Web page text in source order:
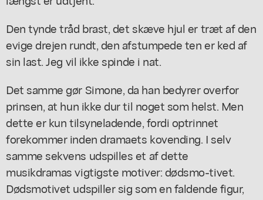
Den tynde tråd brast, det skæve hjul er træt af den
evige drejen rundt, den afstumpede ten er ked af
sin last. Jeg vil ikke spinde i nat.
Det samme gør Simone, da han bedyrer overfor
prinsen, at hun ikke dur til noget som helst. Men
dette er kun tilsyneladende, fordi optrinnet
forekommer inden dramaets kovending. I selv
samme sekvens udspilles et af dette
musikdramas vigtigste motiver: dødsmo-tivet.
Dødsmotivet udspiller sig som en faldende figur,